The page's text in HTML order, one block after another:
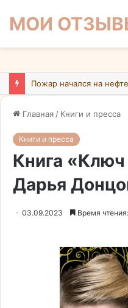
МОИ
Главная / Книги и пресса
Книги и пресса
Книга «Ключ
Дарья
03.09.2023 Время